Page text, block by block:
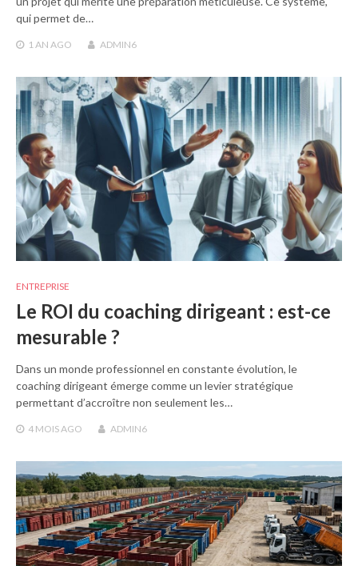
qui permet de…
1 AN AGO ADMIN6
ENTREPRISE
Le ROI du coaching dirigeant : est-ce
mesurable ?
Dans un monde professionnel en constante évolution, le
coaching dirigeant émerge comme un levier stratégique
permettant d’accroître non seulement les…
4 MOIS AGO ADMIN6